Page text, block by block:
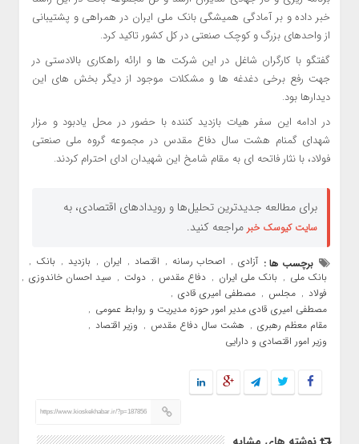
خبر داده و بر آمادگی همیشگی بانک ملی ایران در همراهی و پشتیبانی
از واحدهای بزرگ و کوچک صنعتی در کل کشور تاکید کرد.
گفتگو با کارگران شاغل در این شرکت ها و ارائه راهکاری بالادستی در
جهت رفع برخی دغدغه ها و مشکلات موجود از دیگر بخش های این
دیدارها بود.
در ادامه این سفر هیات بازدید کننده با حضور در محل یادبود و مزار
شهدای گمنام هشت سال دفاع مقدس در مجموعه گروه ملی صنعتی
فولاد، با نثار فاتحه ای به مقام شامخ این شهیدان ادای احترام کردند.
برای مطالعه جدیدترین تحلیل‌ها و رویدادهای اقتصادی، به
سایت کیوسک خبر مراجعه کنید.
برچسب ها : آزادی , اصحاب رسانه , اقتصاد , ایران , بازدید , بانک ,
بانک ملی , بانک ملی ایران , دفاع مقدس , دولت , سید احسان خاندوزی ,
فولاد , مجلس , مصطفی امیری قادی ,
مصطفی امیری قادی مدیر امور حوزه مدیریت و روابط عمومی ,
مقام معظم رهبری , هشت سال دفاع مقدس , وزیر اقتصاد ,
وزیر امور اقتصادی و دارایی
https://www.kioskekhabar.ir/?p=187856